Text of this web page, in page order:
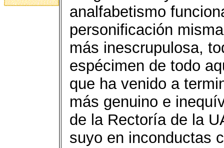
analfabetismo
personificación
más inescrupulosa,
espécimen de todo
que ha venido a
más genuino e
de la Rectoría de la
suyo en inconductas